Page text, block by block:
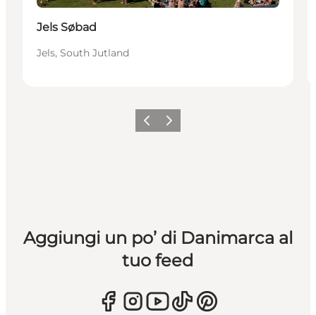
Jels Søbad
Jels, South Jutland
Precedente
Avanti
Aggiungi un po’ di Danimarca al
tuo feed